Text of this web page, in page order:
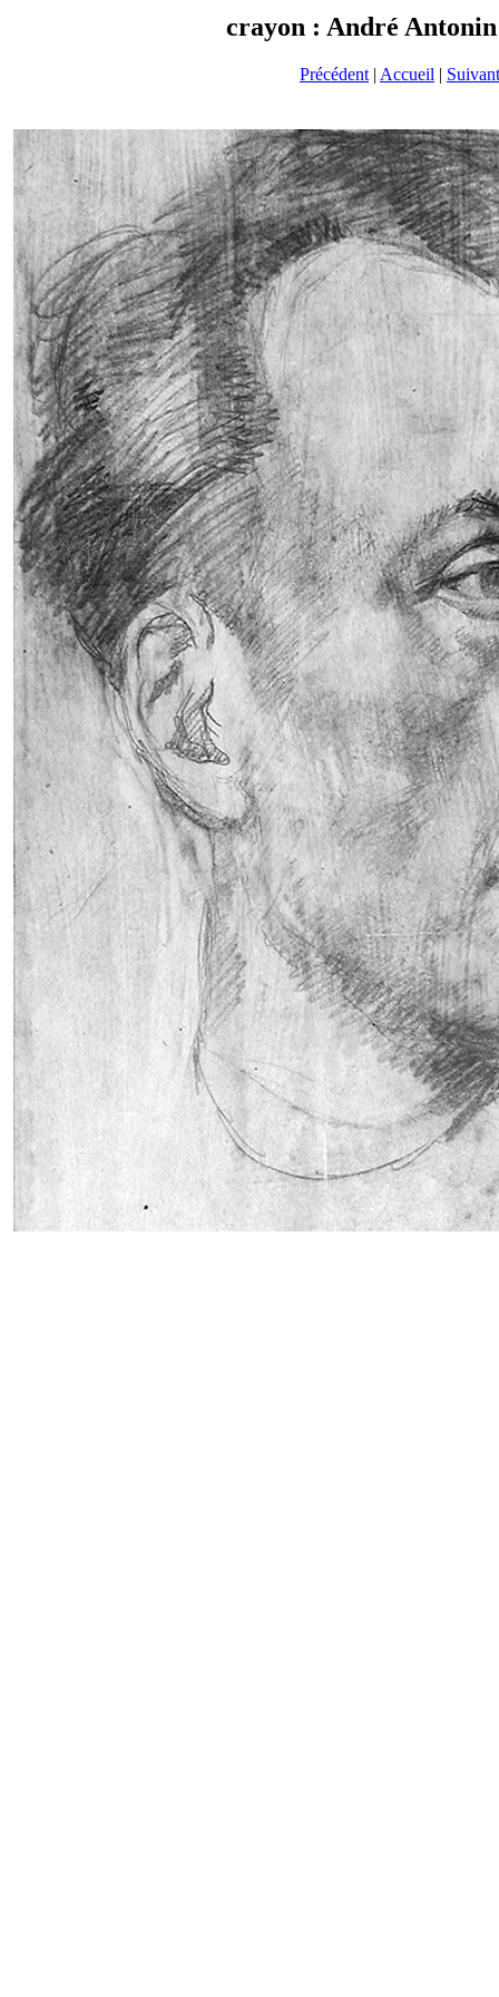
crayon : André Antonin
Précédent | Accueil | Suivant